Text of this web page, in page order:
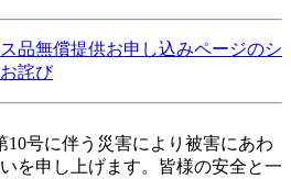
品無償提供お申し込みページのシ
詫び
10号に伴う災害により被害にあわ
を申し上げます。皆様の安全と一